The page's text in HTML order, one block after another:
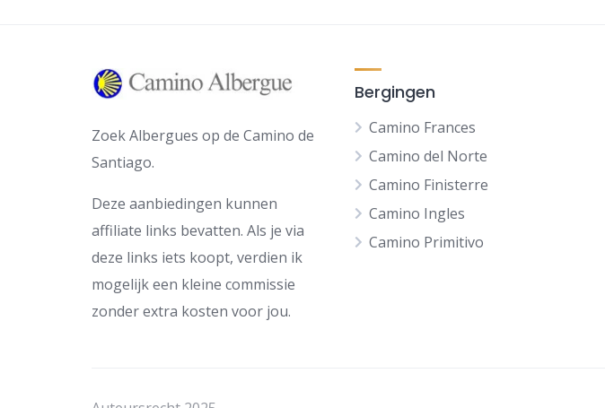
Zoek Albergues op de Camino de
Santiago.
Deze aanbiedingen kunnen
affiliate links bevatten. Als je via
deze links iets koopt, verdien ik
mogelijk een kleine commissie
zonder extra kosten voor jou.
Bergingen
Camino Frances
Camino del Norte
Camino Finisterre
Camino Ingles
Camino Primitivo